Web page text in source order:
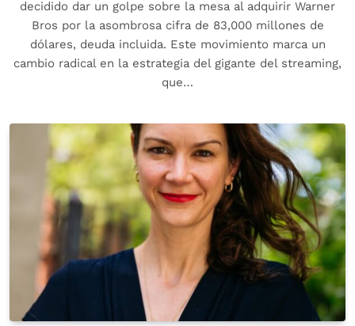
decidido dar un golpe sobre la mesa al adquirir Warner
Bros por la asombrosa cifra de 83,000 millones de
dólares, deuda incluida. Este movimiento marca un
cambio radical en la estrategia del gigante del streaming,
que…